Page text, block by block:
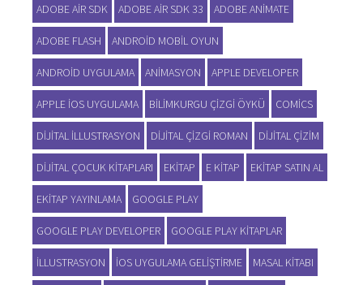
ADOBE AIR SDK ADOBE AIR SDK 33 ADOBE ANIMATE
ADOBE FLASH ANDROID MOBIL OYUN
ANDROID UYGULAMA ANIMASYON APPLE DEVELOPER
APPLE IOS UYGULAMA BILIMKURGU ÇIZGI ÖYKÜ COMICS
DIJITAL ILLUSTRASYON DIJITAL ÇIZGI ROMAN DIJITAL ÇIZIM
DIJITAL ÇOCUK KITAPLARI EKITAP E KITAP EKITAP SATIN AL
EKITAP YAYINLAMA GOOGLE PLAY
GOOGLE PLAY DEVELOPER GOOGLE PLAY KITAPLAR
ILLUSTRASYON IOS UYGULAMA GELIŞTIRME MASAL KITABI